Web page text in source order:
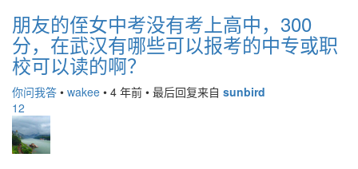
朋友的侄女中考没有考上高中，300
分，在武汉有哪些可以报考的中专或职
校可以读的啊？
你问我答 • wakee • 4 年前 • 最后回复来自 sunbird
12